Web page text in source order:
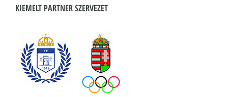
KIEMELT PARTNER SZERVEZET